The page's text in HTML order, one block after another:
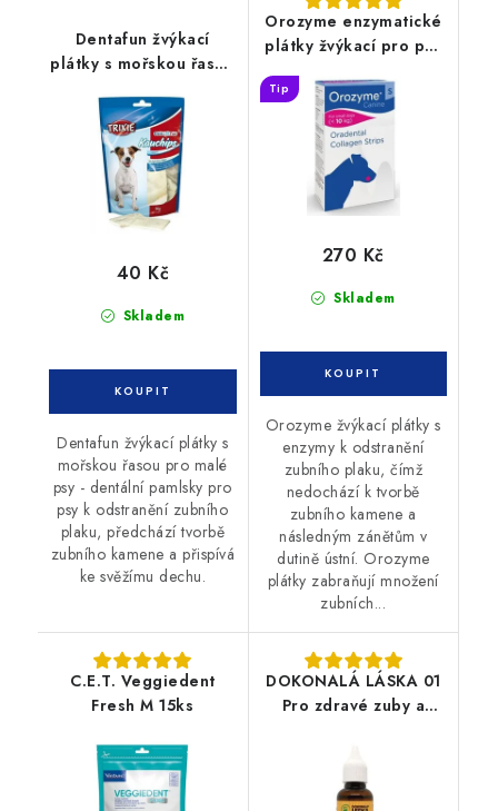
Dentafun žvýkací
plátky s mořskou řasou
Skladem
40 Kč
Dentafun žvýkací plátky s
mořskou řasou pro malé
psy - dentální pamlsky pro
psy k odstranění zubního
plaku, předchází tvorbě
zubního kamene a přispívá
ke svěžímu dechu.
Orozyme enzymatické
plátky žvýkací pro psy
Tip
Skladem
270 Kč
Orozyme žvýkací plátky s
enzymy k odstranění
zubního plaku, čímž
nedochází k tvorbě
zubního kamene a
následným zánětům v
dutině ústní. Orozyme
plátky zabraňují množení
zubních...
C.E.T. Veggiedent
Fresh M 15ks
DOKONALÁ LÁSKA 01
Pro zdravé zuby a